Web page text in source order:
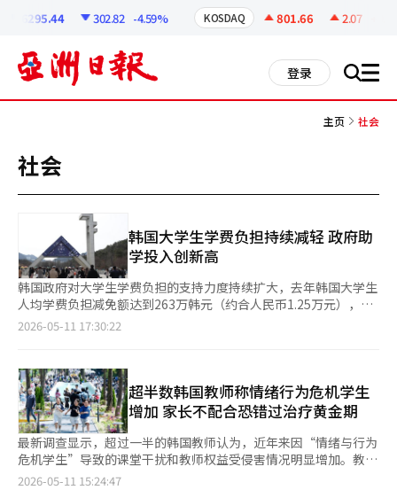
6295.44 302.82 -4.59% KOSDAQ 801.66 2.07
登录 搜 all
主页 社会
社会
韩国大学生学费负担持续减轻 政府助
学投入创新高
韩国政府对大学生学费负担的支持力度持续扩大，去年韩国大学生
人均学费负担减免额达到263万韩元（约合人民币1.25万元），全
年相关财政投入规模超过5万亿韩元。在高校学费持续上涨的背景
金文洙11日公布的教育部资料，去年韩国普通本科在校生（不含外
国留学生）共计191.9954万人。韩国政府用于减轻大学生学费负
担的财政资金总规模达到5.0566万亿韩元。其中，国家奖学金、勤
工助学奖学金等政府财政奖学金支出为4.93
2026-05-11 17:30:22
超半数韩国教师称情绪行为危机学生
增加 家长不配合恐错过治疗黄金期
最新调查显示，超过一半的韩国教师认为，近年来因“情绪与行为
危机学生”导致的课堂干扰和教师权益受侵害情况明显增加。教师
普遍认为，现行学校筛查体系难以及时发现真正存在问题的学生，
2026-05-11 15:24:47